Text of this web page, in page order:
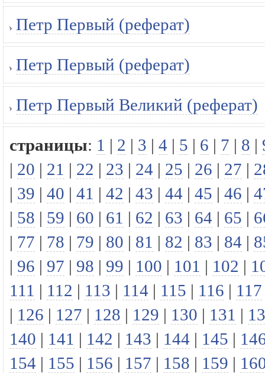
Петр Первый (реферат)
Петр Первый (реферат)
Петр Первый Великий (реферат)
страницы: 1 | 2 | 3 | 4 | 5 | 6 | 7 | 8 |
| 20 | 21 | 22 | 23 | 24 | 25 | 26 | 27 |
| 39 | 40 | 41 | 42 | 43 | 44 | 45 | 46 |
| 58 | 59 | 60 | 61 | 62 | 63 | 64 | 65 |
| 77 | 78 | 79 | 80 | 81 | 82 | 83 | 84 |
| 96 | 97 | 98 | 99 | 100 | 101 | 102 |
111 | 112 | 113 | 114 | 115 | 116 | 117
| 126 | 127 | 128 | 129 | 130 | 131 |
140 | 141 | 142 | 143 | 144 | 145 |
154 | 155 | 156 | 157 | 158 | 159 |